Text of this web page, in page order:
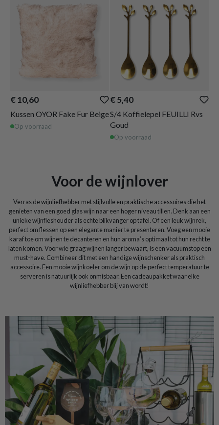
€ 10,60
Kussen OYOR Fake Fur Beige
Op voorraad
€ 5,40
S/4 Koffielepel FEUILLI Rvs
Goud
Op voorraad
Voor de wijnlover
Verras de wijnliefhebber met stijlvolle en praktische accessoires die het
genieten van een goed glas wijn naar een hoger niveau tillen. Denk aan een
unieke wijnfleshouder als echte blikvanger op tafel. Of een leuk wijnrek,
perfect om flessen op een elegante manier te presenteren. Voeg een mooie
karaf toe om wijnen te decanteren en hun aroma’s optimaal tot hun recht te
laten komen. Voor wie graag wijnen langer bewaart, is een vacuümstop een
must-have. Combineer dit met een handige wijnschenker als praktisch
accessoire. Een mooie wijnkoeler om de wijn op de perfect temperatuur te
serveren is natuurlijk ook onmisbaar. Een cadeaupakket waar elke
wijnliefhebber blij van wordt!